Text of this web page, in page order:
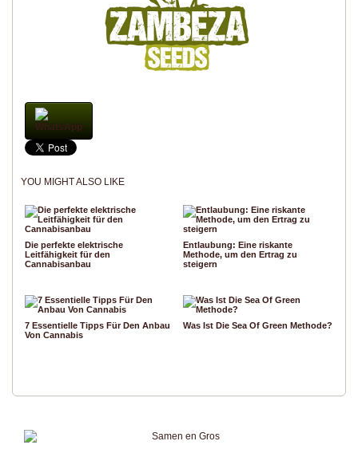
WhatsApp
YOU MIGHT ALSO LIKE
Die perfekte elektrische
Leitfähigkeit für den
Cannabisanbau
Entlaubung: Eine riskante
Methode, um den Ertrag zu
steigern
7 Essentielle Tipps Für Den Anbau
Von Cannabis
Was Ist Die Sea Of Green Methode?